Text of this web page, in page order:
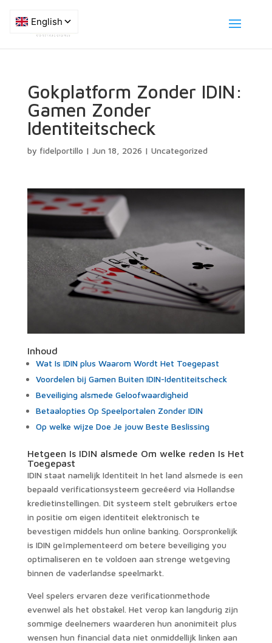
Gokplatform Zonder IDIN:
Gamen Zonder
Identiteitscheck
by fidelportillo | Jun 18, 2026 | Uncategorized
Inhoud
Wat Is IDIN plus Waarom Wordt Het Toegepast
Voordelen bij Gamen Buiten IDIN-Identiteitscheck
Beveiliging alsmede Geloofwaardigheid
Betaalopties Op Speelportalen Zonder IDIN
Op welke wijze Doe Je jouw Beste Beslissing
Hetgeen Is IDIN alsmede Om welke reden Is Het
Toegepast
IDIN staat namelijk Identiteit In het land alsmede is een
bepaald verificationsysteem gecreëerd via Hollandse
kredietinstellingen. Dit systeem stelt gebruikers ertoe
in positie om eigen identiteit elektronisch te
bevestigen middels hun online banking. Oorspronkelijk
is IDIN geïmplementeerd om betere beveiliging you
optimaliseren en te voldoen aan strenge wetgeving
binnen de vaderlandse speelmarkt.
Veel spelers ervaren deze verificationmethode
evenwel als het obstakel. Het verop kan langdurig zijn
sommige deelnemers waarderen hun anonimiteit plus
wensen hun financial data niet onmiddellijk linken aan